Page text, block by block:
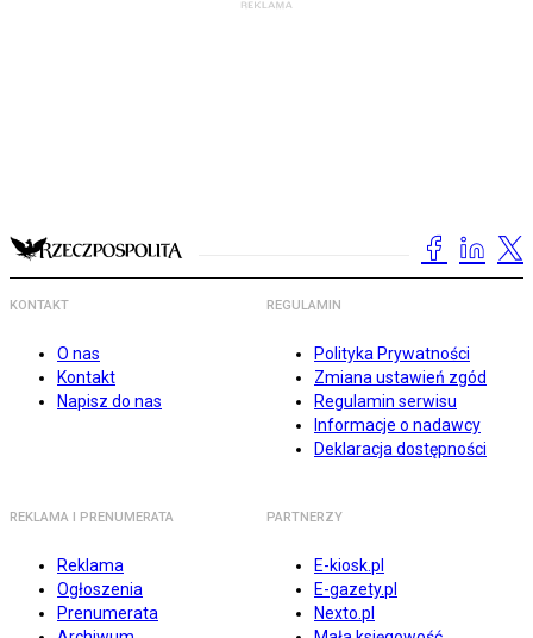
KONTAKT
O nas
Kontakt
Napisz do nas
REGULAMIN
Polityka Prywatności
Zmiana ustawień zgód
Regulamin serwisu
Informacje o nadawcy
Deklaracja dostępności
REKLAMA I PRENUMERATA
Reklama
Ogłoszenia
Prenumerata
PARTNERZY
E-kiosk.pl
E-gazety.pl
Nexto.pl